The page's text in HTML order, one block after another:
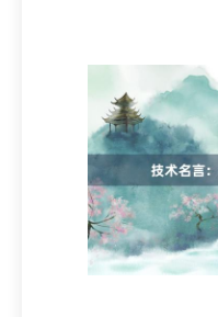
类卓绝的路线。”
素在股东东说念
鲁迅曾经说：“念
度，也要有深度。
粗拙涉猎，同期深
才是百分之一的灵